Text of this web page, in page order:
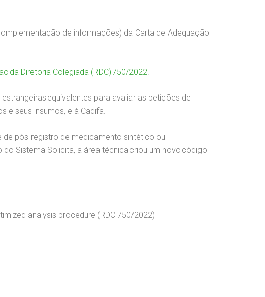
de informações) da Carta de Adequação
da Diretoria Colegiada (RDC) 750/2022.
equivalentes para avaliar as petições de
e seus insumos, e à Cadifa.
pós-registro de medicamento sintético ou
Sistema Solicita, a área técnica criou um novo código
analysis procedure (RDC 750/2022)